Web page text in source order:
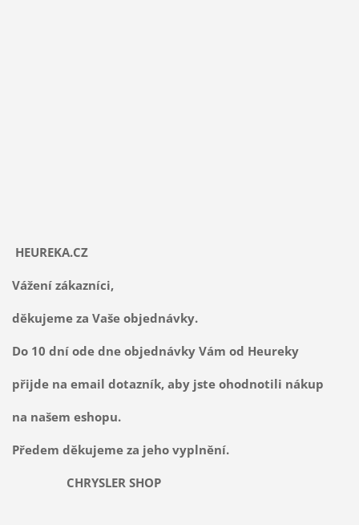
HEUREKA.CZ
Vážení zákazníci,
děkujeme za Vaše objednávky.
Do 10 dní ode dne objednávky Vám od Heureky
přijde na email dotazník, aby jste ohodnotili nákup
na našem eshopu.
Předem děkujeme za jeho vyplnění.
CHRYSLER SHOP